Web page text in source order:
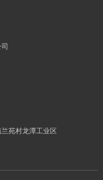
苑村龙潭工业区